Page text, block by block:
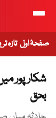
صفحۂ اول تازہ
بحق